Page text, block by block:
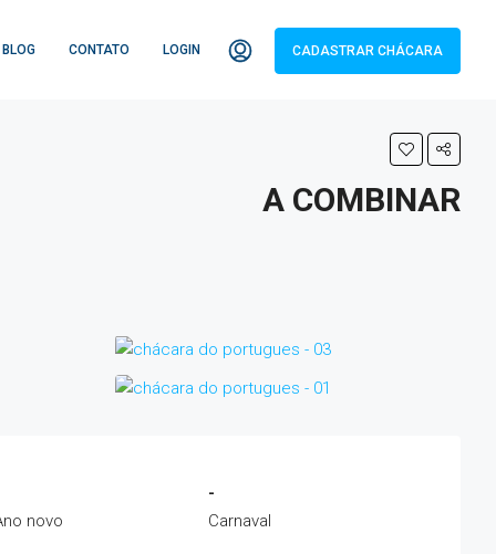
BLOG CONTATO LOGIN CADASTRAR CHÁCARA
A COMBINAR
novo
-
Carnaval